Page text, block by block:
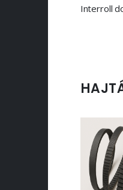
Interroll